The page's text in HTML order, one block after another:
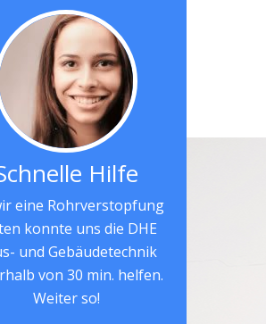
Hilfe
eine Rohrverstopfung
konnte uns die DHE
und Gebäudetechnik
von 30 min. helfen.
Weiter so!